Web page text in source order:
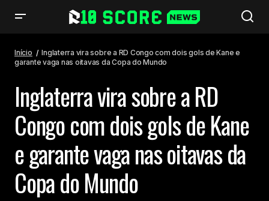
nas oitavas da Copa do Mundo
Início
Inglaterra vira sobre a RD Congo com dois gols de Kane e
garante vaga nas oitavas da Copa do Mundo
Inglaterra vira sobre a RD
Congo com dois gols de Kane
e garante vaga nas oitavas da
Copa do Mundo